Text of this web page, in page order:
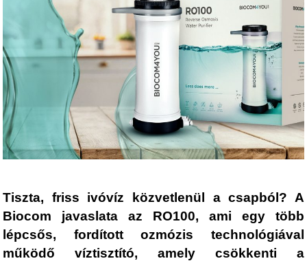
Tiszta, friss ivóvíz közvetlenül a csapból? A
Biocom javaslata az RO100, ami egy több
lépcsős, fordított ozmózis technológiával
működő víztisztító, amely csökkenti a